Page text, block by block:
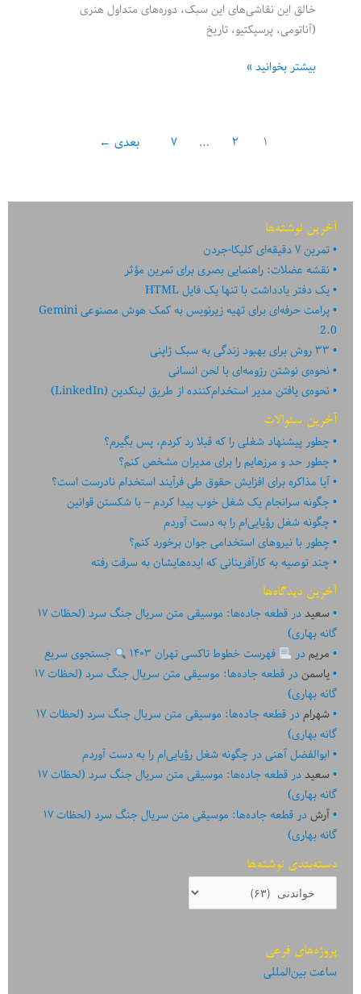
خالق این نقاشی‌های این سبک، دوره‌های متداول هنری
(آناتومی، پرسپکتیو، تاریخ
درباره
بیشتر بخوانید »
۱ ۲ … ۷ بعدی ←
آخرین نوشته‌ها
تمرین ۷ دقیقه‌ای کلیکا-جردن
نقشه عضلات: راهنمایی بصری برای تمرین مؤثر
یک دفتر یادداشت با تنها یک فایل HTML
پرامت حرفه‌ای برای تهیه زیرنویس به کمک هوش مصنوعی Gemini
2.0
۳۳ روش برای بهبود زندگی به سبک ژاپنی
نحوه‌ی نوشتن رزومه‌ای با لحن انسانی
نحوه‌ی یافتن مدیر استخدام‌کننده از طریق لینکدین (LinkedIn)
آخرین سئوالات
چطور پیشنهاد شغلی را که قبلا رد کردم، پس بگیرم؟
چطور حد و مرزهایم را برای مدیران مشخص کنم؟
آیا مذاکره برای افزایش حقوق طی فرآیند استخدام نادرست است؟
چگونه سرانجام یک شغل خوب پیدا کردم – با شکستن قوانین
چگونه شغل رؤیایی‌ام را به دست آوردم
چطور با نیروهای استخدامی جوان برخورد کنم؟
چند توصیه به کارآفرینانی که ایده‏‏‌‏‏‌هایشان به سرقت رفته
آخرین دیدگاه‌ها
سعیددر
قطعه جاده‌ها: موسیقی متن سریال جنگ سرد (لحظات ۱۷
گانه بهاری)
مریمدر فهرست خطوط تاکسی تهران ۱۴۰۳
جستجوی سریع
یاسمندر
قطعه جاده‌ها: موسیقی متن سریال جنگ سرد (لحظات ۱۷
گانه بهاری)
شهرامدر
قطعه جاده‌ها: موسیقی متن سریال جنگ سرد (لحظات ۱۷
گانه بهاری)
ابوالفضل آهنیدرچگونه شغل رؤیایی‌ام را به دست آوردم
سعیددر
قطعه جاده‌ها: موسیقی متن سریال جنگ سرد (لحظات ۱۷
گانه بهاری)
آرشدر
قطعه جاده‌ها: موسیقی متن سریال جنگ سرد (لحظات ۱۷
گانه بهاری)
دسته‌بندی نوشته‌ها
دسته‌بندی
نوشته‌ها
پروژه‌های فرعی
ساعت بین‌المللی